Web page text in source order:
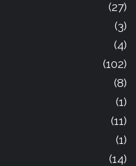
(27)
(3)
(4)
(102)
(8)
(1)
(11)
(1)
(14)